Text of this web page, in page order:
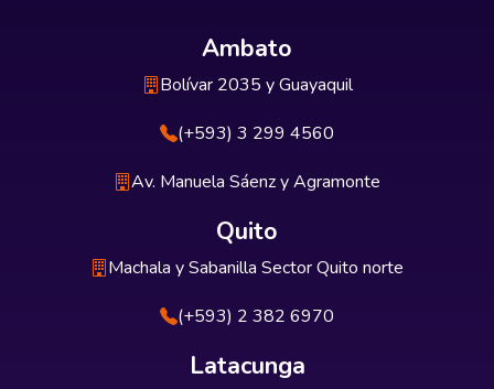
Ambato
Bolívar 2035 y Guayaquil
(+593) 3 299 4560
Av. Manuela Sáenz y Agramonte
Quito
Machala y Sabanilla Sector Quito norte
(+593) 2 382 6970
Latacunga